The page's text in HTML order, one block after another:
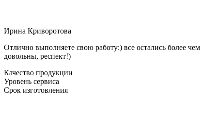
Ирина Криворотова
Отлично выполняете свою работу:) все остались более чем
довольны, респект!)
Качество продукции
Уровень сервиса
Срок изготовления